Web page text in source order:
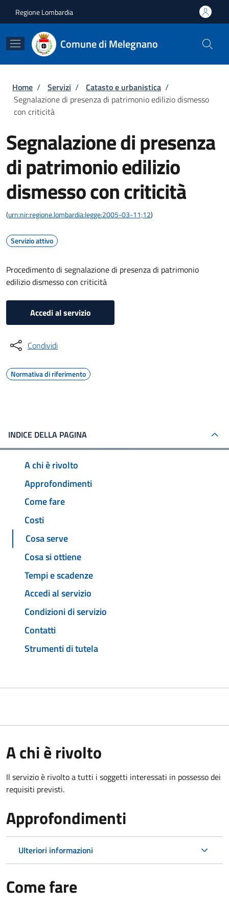
Regione Lombardia
Comune di Melegnano
Briciole di pane
Home / Servizi / Catasto e urbanistica /
Segnalazione di presenza di patrimonio edilizio dismesso
con criticità
Segnalazione di presenza
di patrimonio edilizio
dismesso con criticità
(urn:nir:regione.lombardia:legge:2005-03-11;12)
Servizio attivo
Procedimento di segnalazione di presenza di patrimonio
edilizio dismesso con criticità
Accedi al servizio
Condividi
Normativa di riferimento
INDICE DELLA PAGINA
A chi è rivolto
Approfondimenti
Come fare
Costi
Cosa serve
Cosa si ottiene
Tempi e scadenze
Accedi al servizio
Condizioni di servizio
Contatti
Strumenti di tutela
A chi è rivolto
Il servizio è rivolto a tutti i soggetti interessati in possesso dei
requisiti previsti.
Approfondimenti
Ulteriori informazioni
Come fare